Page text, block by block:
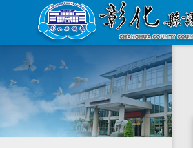
主
要
容
區